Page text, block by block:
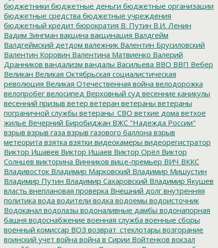
бюджетники бюджетные деньги бюджетные организации
бюджетные средства бюджетные учреждения
бюджетный кредит бюрократия В. Путин В.И. Ленин
Вадим Зингман вакцина вакцинация Валдгейм
Валдгеймский детдом валежник Валентин Брусиловский
Валентин Коровин Валентина Матвиенко Валерий
Дранников вандализм вандалы Васильева ВВО ВВП Вебер
Великан Великая Октябрьская социалистическая
революция Великая Отечественная война велодорожка
велопробег велосипед Верховный суд весенние каникулы
весенний призыв ветер ветеран ветераны ветераны
пограничной службы ветераны_СВО ветхие дома ветхое
жилье Вечерний Биробиджан ВЖС "Надежда России"
взрыв взрыв газа взрыв газового баллона взрыв
метеорита взятка взятки видеокамеры видеорегистратор
Виктор Ишавев Виктор Ишаев Виктор Орёл Виктор
Солнцев викторина Винников вице-премьер ВИЧ ВККС
Владивосток Владимир Марковский Владимир Мишустин
Владимир Путин Владимир Сахаровский Владимир Якушев
власть внеплановая проверка Внешний долг внутренняя
политика вода водители водка водоемы водоисточник
Водоканал водолазы водоналивные дамбы водонапорная
башня водоснабжение военная служба военные сборы
военный комиссар ВОЗ возврат_стеклотары возгорание
воинский учет война война в Сирии Войтенков вокзал